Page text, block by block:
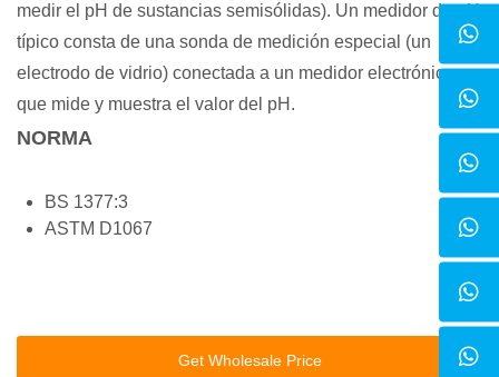
medir el pH de sustancias semisólidas). Un medidor de pH
típico consta de una sonda de medición especial (un
electrodo de vidrio) conectada a un medidor electrónico
que mide y muestra el valor del pH.
NORMA
BS 1377:3
ASTM D1067
Get Wholesale Price